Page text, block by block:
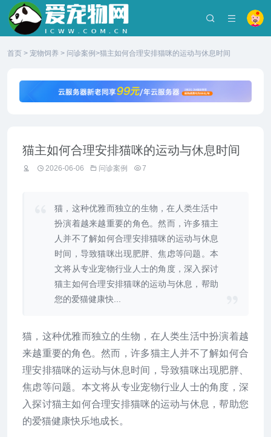
首页 > 宠物饲养 > 问诊案例 >猫主如何合理安排猫咪的运动与休息时间
猫主如何合理安排猫咪的运动与休息时间
2026-06-06 问诊案例 7
猫，这种优雅而独立的生物，在人类生活中
扮演着越来越重要的角色。然而，许多猫主
人并不了解如何合理安排猫咪的运动与休息
时间，导致猫咪出现肥胖、焦虑等问题。本
文将从专业宠物行业人士的角度，深入探讨
猫主如何合理安排猫咪的运动与休息，帮助
您的爱猫健康快...
猫，这种优雅而独立的生物，在人类生活中扮演着越
来越重要的角色。然而，许多猫主人并不了解如何合
理安排猫咪的运动与休息时间，导致猫咪出现肥胖、
焦虑等问题。本文将从专业宠物行业人士的角度，深
入探讨猫主如何合理安排猫咪的运动与休息，帮助您
的爱猫健康快乐地成长。